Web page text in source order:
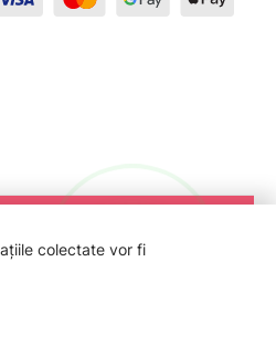
colectate vor fi